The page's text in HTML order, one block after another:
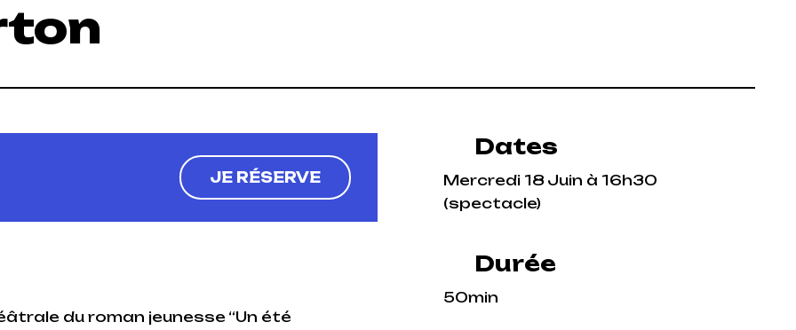
JE RÉSERVE
du roman jeunesse “Un été
Dates
Mercredi 18 Juin à 16h30
(spectacle)
Durée
50min